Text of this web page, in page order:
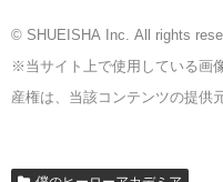
© SHUEISHA Inc. All rights
※当サイト上で使用している画
産権は、当該コンテンツの提供